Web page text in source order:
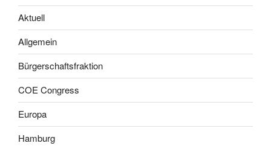
Aktuell
Allgemein
Bürgerschaftsfraktion
COE Congress
Europa
Hamburg